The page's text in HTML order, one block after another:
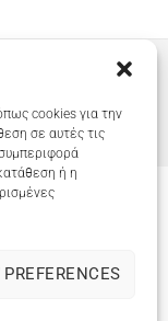
cookies για την
σε αυτές τις
ή η